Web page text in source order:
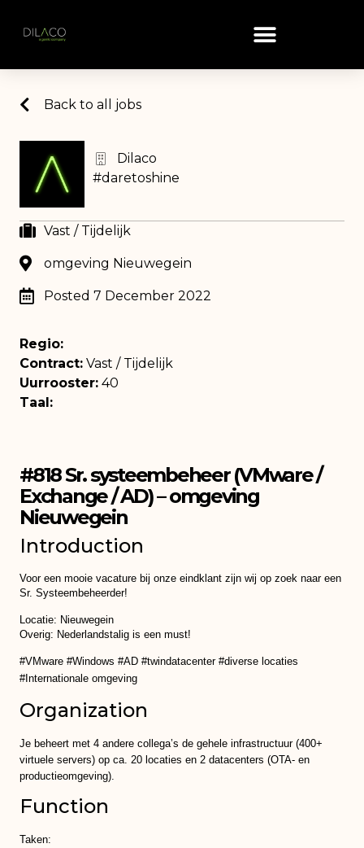
Back to all jobs
Dilaco
#daretoshine
Vast / Tijdelijk
omgeving Nieuwegein
Posted 7 December 2022
Regio:
Contract: Vast / Tijdelijk
Uurrooster: 40
Taal:
#818 Sr. systeembeheer (VMware /
Exchange / AD) – omgeving
Nieuwegein
Introduction
Voor een mooie vacature bij onze eindklant zijn wij op zoek naar een
Sr. Systeembeheerder!
Locatie: Nieuwegein
Overig: Nederlandstalig is een must!
#VMware #Windows #AD #twindatacenter #diverse locaties
#Internationale omgeving
Organization
Je beheert met 4 andere collega’s de gehele infrastructuur (400+
virtuele servers) op ca. 20 locaties en 2 datacenters (OTA- en
productieomgeving).
Function
Taken: